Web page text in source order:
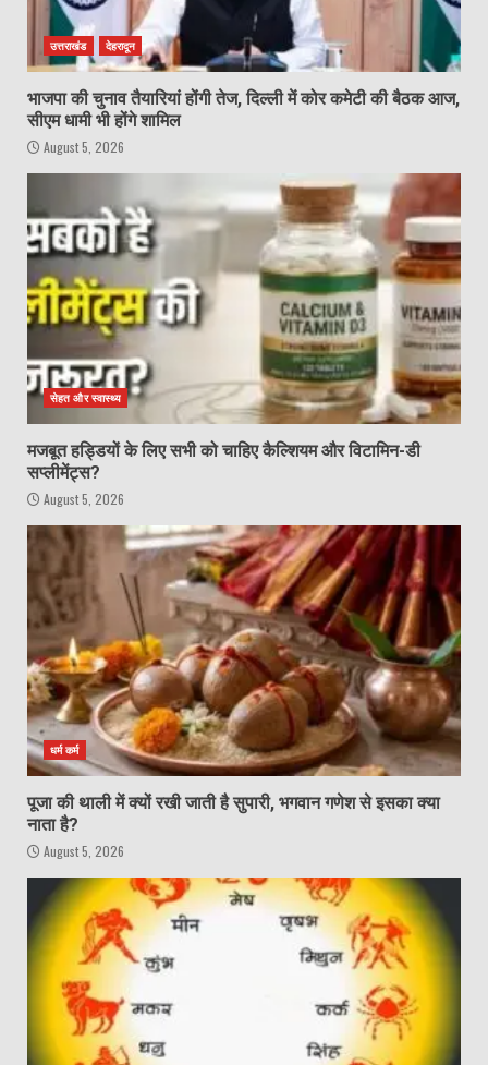
उत्तराखंड देहरादून
भाजपा की चुनाव तैयारियां होंगी तेज, दिल्ली में कोर कमेटी की बैठक आज,
सीएम धामी भी होंगे शामिल
August 5, 2026
सेहत और स्वास्थ्य
मजबूत हड्डियों के लिए सभी को चाहिए कैल्शियम और विटामिन-डी
सप्लीमेंट्स?
August 5, 2026
धर्म कर्म
पूजा की थाली में क्यों रखी जाती है सुपारी, भगवान गणेश से इसका क्या
नाता है?
August 5, 2026